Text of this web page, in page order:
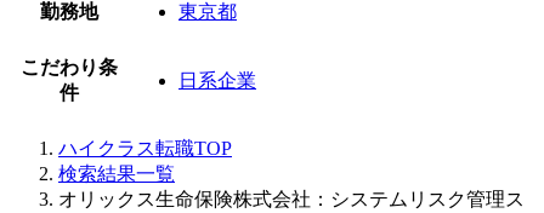
勤務地 東京都
こだわり条
件
日系企業
ハイクラス転職TOP
検索結果一覧
オリックス生命保険株式会社：システムリスク管理ス